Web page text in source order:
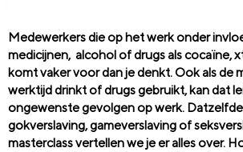
Medewerkers die op het werk onder
medicijnen, alcohol of drugs als cocaïne,
komt vaker voor dan je denkt. Ook als de
werktijd drinkt of drugs gebruikt, kan dat
ongewenste gevolgen op werk.
gokverslaving, gameverslaving of
masterclass vertellen we je er alles over.